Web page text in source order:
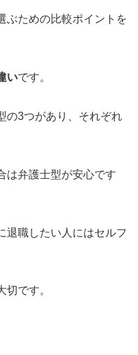
ぶための比較ポイントを
いです。
の3つがあり、それぞれ
は弁護士型が安心です
退職したい人にはセルフ
です。